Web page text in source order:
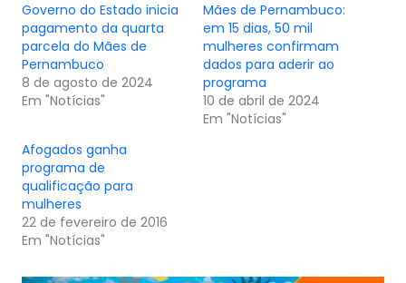
Governo do Estado inicia
pagamento da quarta
parcela do Mães de
Pernambuco
8 de agosto de 2024
Em "Notícias"
Mães de Pernambuco:
em 15 dias, 50 mil
mulheres confirmam
dados para aderir ao
programa
10 de abril de 2024
Em "Notícias"
Afogados ganha
programa de
qualificação para
mulheres
22 de fevereiro de 2016
Em "Notícias"